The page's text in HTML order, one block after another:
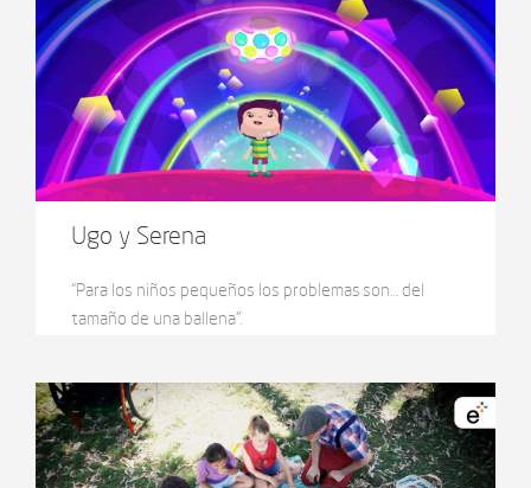
Ugo y Serena
“Para los niños pequeños los problemas son… del
tamaño de una ballena”.